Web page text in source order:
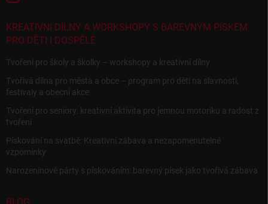
KREATIVNÍ DÍLNY A WORKSHOPY S BAREVNÝM PÍSKEM
PRO DĚTI I DOSPĚLÉ
Tvoření pro školy a školky – workshopy a kreativní dílny
Tvořivá dílna pro města a obce – program pro děti na slavnosti,
festivaly a obecní akce
Tvoření pro seniory: kreativní aktivita pro jemnou motoriku a radost z
tvoření
Pískování na svatbě: Kreativní zábava a nezapomenutelné
vzpomínky
Narozeninové párty s pískováním: barevný písek jako tvořivá zábava